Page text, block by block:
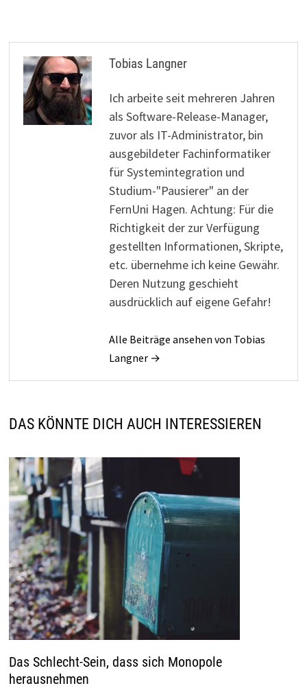
Tobias Langner
Ich arbeite seit mehreren Jahren
als Software-Release-Manager,
zuvor als IT-Administrator, bin
ausgebildeter Fachinformatiker
für Systemintegration und
Studium-"Pausierer" an der
FernUni Hagen. Achtung: Für die
Richtigkeit der zur Verfügung
gestellten Informationen, Skripte,
etc. übernehme ich keine Gewähr.
Deren Nutzung geschieht
ausdrücklich auf eigene Gefahr!
Alle Beiträge ansehen von Tobias
Langner →
DAS KÖNNTE DICH AUCH INTERESSIEREN
Das Schlecht-Sein, dass sich Monopole
herausnehmen